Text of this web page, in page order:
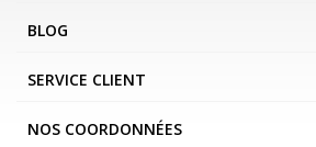
BLOG
SERVICE CLIENT
NOS COORDONNÉES